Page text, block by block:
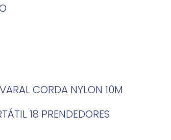
VARAL CORDA NYLON 10M
18 PRENDEDORES